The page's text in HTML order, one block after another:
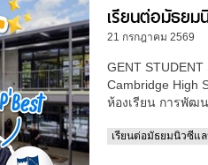
เรียนต่อมัธยม
21 กรกฎาคม 2569
GENT
Cambridge High
ห้องเรียน การพัฒ
เรียนต่อมัธยมนิวซีแ